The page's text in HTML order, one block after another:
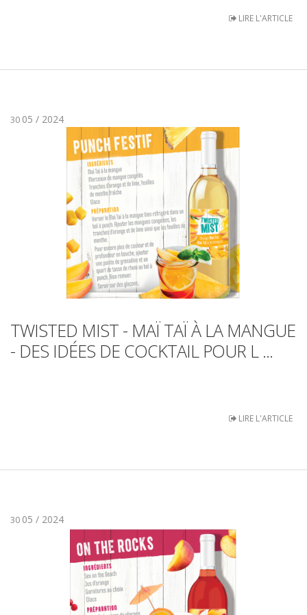
LIRE L'ARTICLE
30 05 / 2024
TWISTED MIST - MAÏ TAÏ À LA MANGUE
- DES IDÉES DE COCKTAIL POUR L ...
LIRE L'ARTICLE
30 05 / 2024